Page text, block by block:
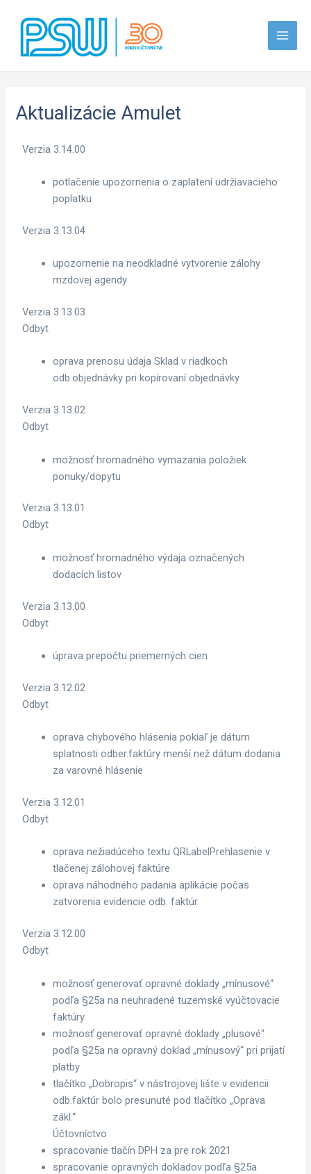
obsah
Aktualizácie Amulet
Verzia 3.14.00
potlačenie upozornenia o zaplatení udržiavacieho
poplatku
Verzia 3.13.04
upozornenie na neodkladné vytvorenie zálohy
mzdovej agendy
Verzia 3.13.03
Odbyt
oprava prenosu údaja Sklad v riadkoch
odb.objednávky pri kopírovaní objednávky
Verzia 3.13.02
Odbyt
možnosť hromadného vymazania položiek
ponuky/dopytu
Verzia 3.13.01
Odbyt
možnosť hromadného výdaja označených
dodacích listov
Verzia 3.13.00
Odbyt
úprava prepočtu priemerných cien
Verzia 3.12.02
Odbyt
oprava chybového hlásenia pokiaľ je dátum
splatnosti odber.faktúry menší než dátum dodania
za varovné hlásenie
Verzia 3.12.01
Odbyt
oprava nežiadúceho textu QRLabelPrehlasenie v
tlačenej zálohovej faktúre
oprava náhodného padania aplikácie počas
zatvorenia evidencie odb. faktúr
Verzia 3.12.00
Odbyt
možnosť generovať opravné doklady „mínusové“
podľa §25a na neuhradené tuzemské vyúčtovacie
faktúry
možnosť generovať opravné doklady „plusové“
podľa §25a na opravný doklad „mínusový“ pri prijatí
platby
tlačítko „Dobropis“ v nástrojovej lište v evidencii
odb.faktúr bolo presunuté pod tlačítko „Oprava
zákl.“
Účtovníctvo
spracovanie tlačín DPH za pre rok 2021
spracovanie opravných dokladov podľa §25a